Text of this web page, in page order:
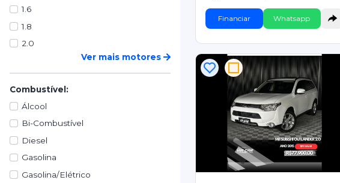
1.6
1.8
2.0
Ver mais motores
Combustível:
Álcool
Bi-Combustível
Diesel
Gasolina
Gasolina/Elétrico
Financiar Whatsapp